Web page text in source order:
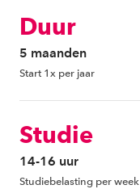
Duur
5 maanden
Start 1x per jaar
Studie
14-16 uur
Studiebelasting per week